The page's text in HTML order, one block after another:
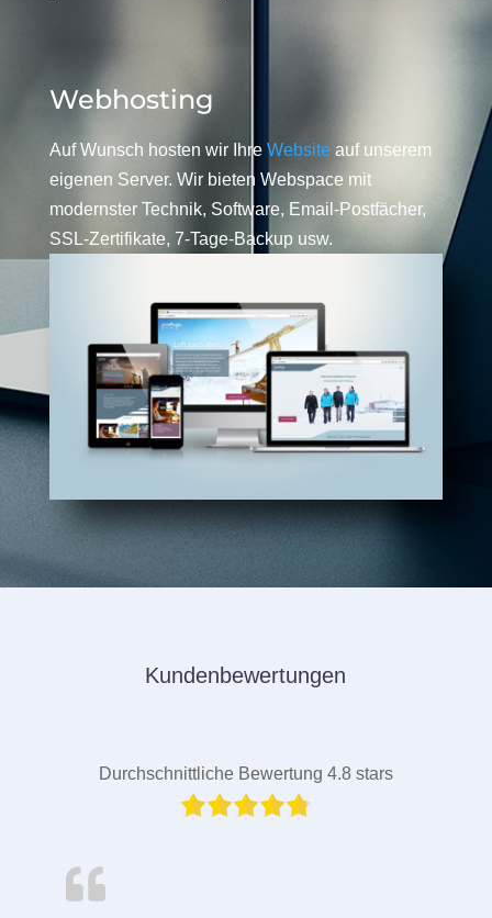
Webhosting
Auf Wunsch hosten wir Ihre Website auf unserem
eigenen Server. Wir bieten Webspace mit
modernster Technik, Software, Email-Postfächer,
SSL-Zertifikate, 7-Tage-Backup usw.
Kundenbewertungen
Durchschnittliche Bewertung 4.8 stars